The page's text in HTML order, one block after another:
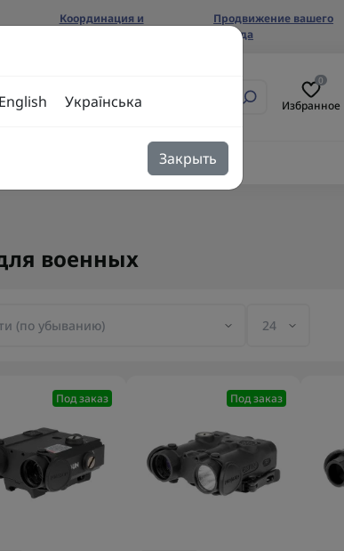
Координация и
Продвижение вашего
бренда
0
Избранное
English Українська
Закрыть
военных
Под заказ Под заказ